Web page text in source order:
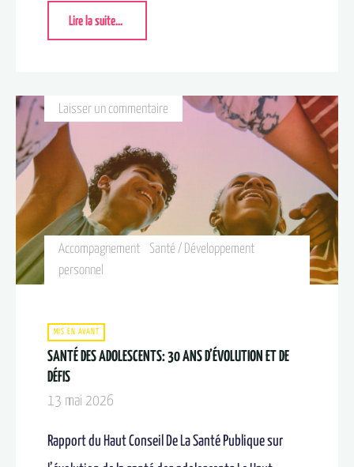
Lire la suite...
Accompagnement
Santé / Développement
personnel
Laisser un commentaire
MIS EN AVANT
SANTÉ DES ADOLESCENTS: 30 ANS D’ÉVOLUTION ET DE
DÉFIS
13 mai 2026
Rapport du Haut Conseil De La Santé Publique sur